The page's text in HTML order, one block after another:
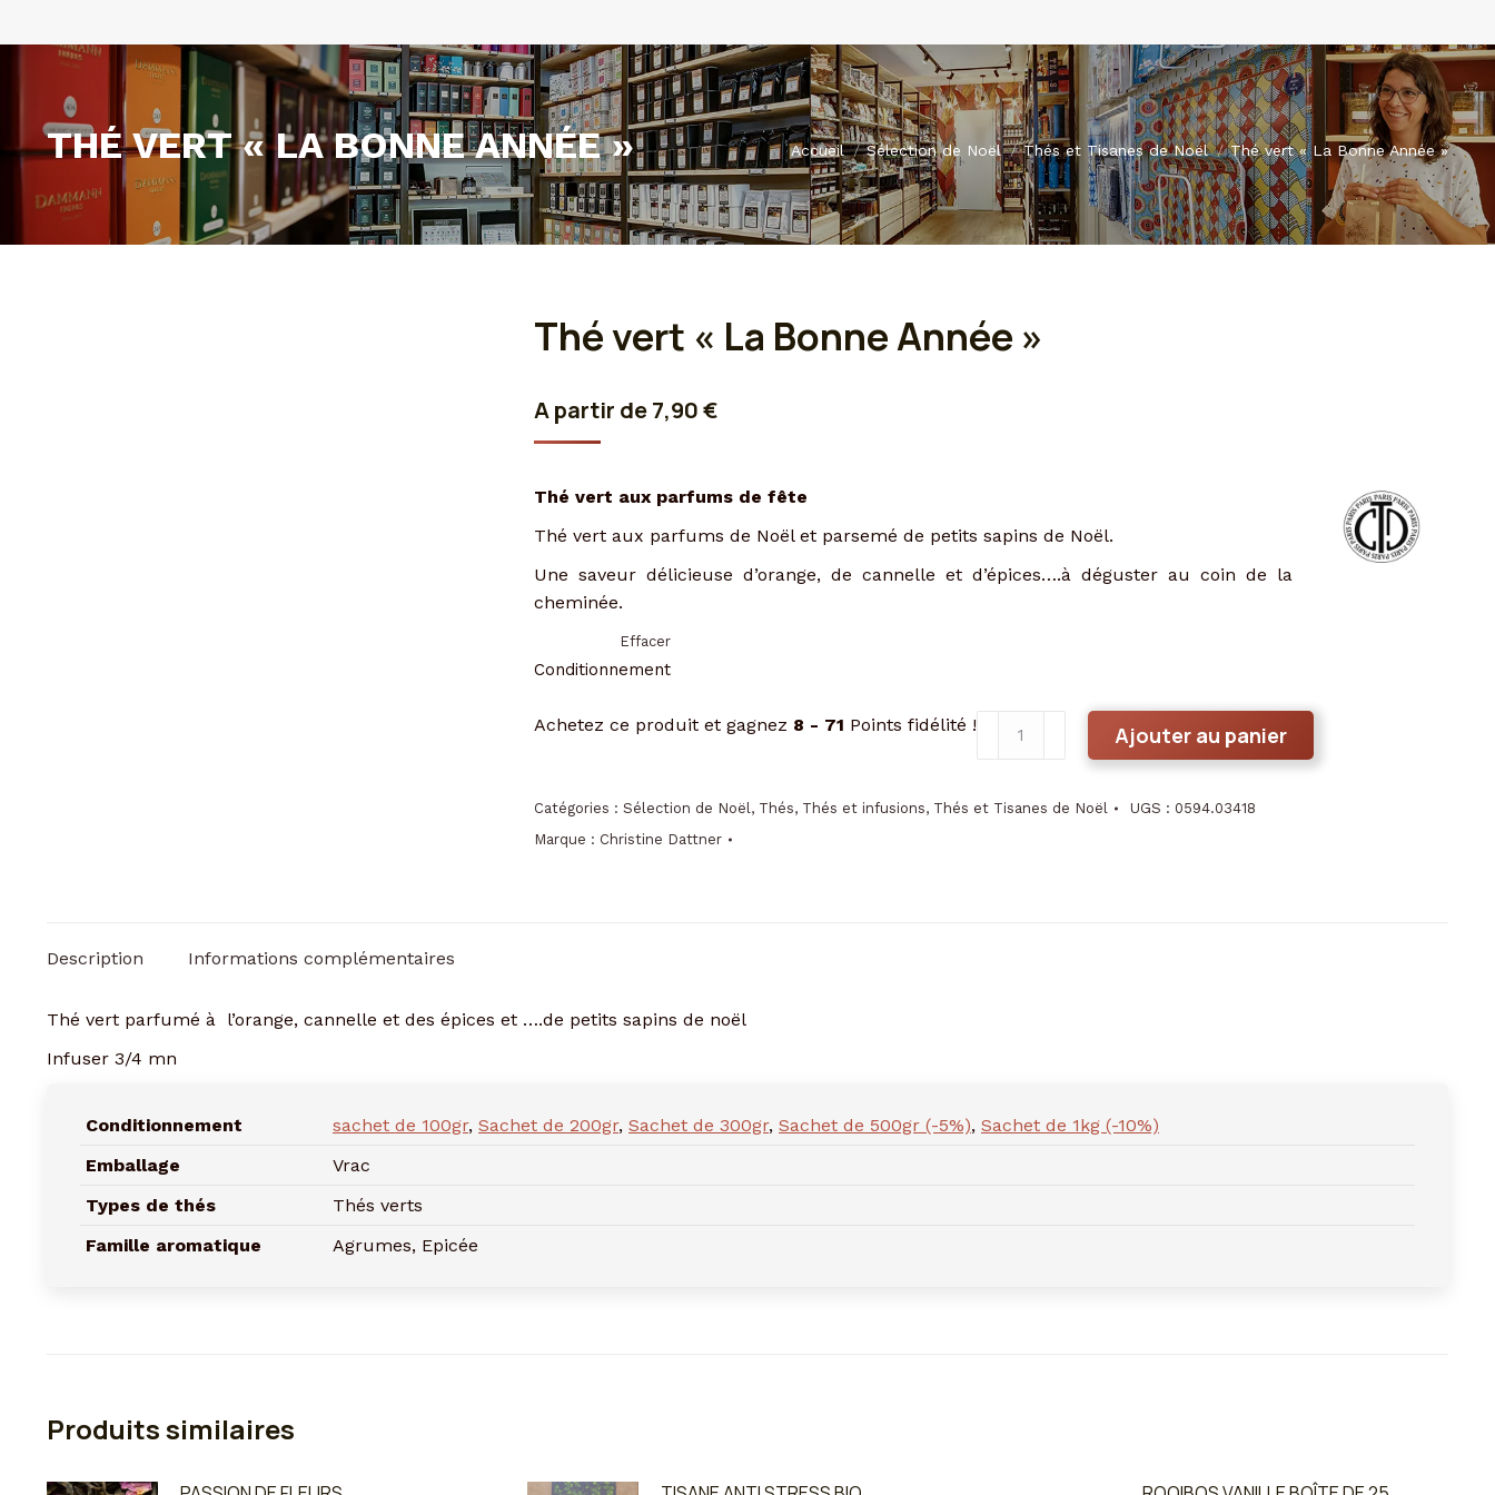
THÉ VERT « LA BONNE ANNÉE » Vous êtes ici :
Accueil Sélection de Noël Thés et Tisanes de Noël Thé vert « La Bonne Année »
Thé vert « La Bonne Année »
A partir de7,90€
Thé vert aux parfums de fête
Thé vert aux parfums de Noël et parsemé de petits sapins de Noël.
Une saveur délicieuse d’orange, de cannelle et d’épices….à déguster au coin de la
cheminée.
Conditionnement
Effacer
Achetez ce produit et gagnez 8 - 71 Points fidélité !
vert
Ajouter au panier
Catégories : Sélection de Noël, Thés, Thés et infusions, Thés et Tisanes de Noël UGS : 0594.03418
Marque : Christine Dattner
Description Informations complémentaires
Thé vert parfumé à l’orange, cannelle et des épices et ….de petits sapins de noël
Infuser 3/4 mn
Conditionnement sachet de 100gr, Sachet de 200gr, Sachet de 300gr, Sachet de 500gr (-5%), Sachet de 1kg (-10%)
Emballage
Vrac
Types de thés
Thés verts
Famille aromatique
Agrumes, Epicée
Produits similaires